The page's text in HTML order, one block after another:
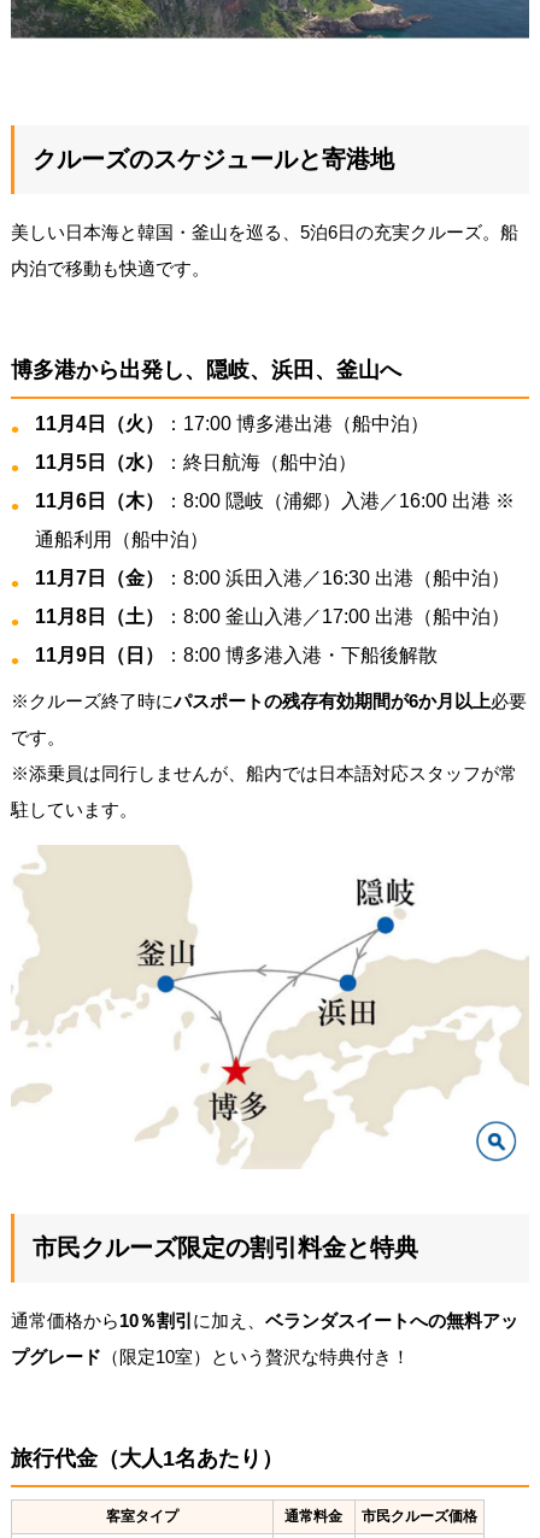
クルーズのスケジュールと寄港地
美しい日本海と韓国・釜山を巡る、5泊6日の充実クルーズ。船
内泊で移動も快適です。
博多港から出発し、隠岐、浜田、釜山へ
11月4日（火）
：17:00 博多港出港（船中泊）
11月5日（水）
：終日航海（船中泊）
11月6日（木）
：8:00 隠岐（浦郷）入港／16:00 出港 ※
通船利用（船中泊）
11月7日（金）
：8:00 浜田入港／16:30 出港（船中泊）
11月8日（土）
：8:00 釜山入港／17:00 出港（船中泊）
11月9日（日）
：8:00 博多港入港・下船後解散
※クルーズ終了時にパスポートの残存有効期間が6か月以上必要
です。
※添乗員は同行しませんが、船内では日本語対応スタッフが常
駐しています。
市民クルーズ限定の割引料金と特典
通常価格から10％割引 に加え、 ベランダスイートへの無料アッ
プグレード （限定10室）という贅沢な特典付き！
旅行代金（大人1名あたり）
客室タイプ 通常料金
市民クルーズ価格